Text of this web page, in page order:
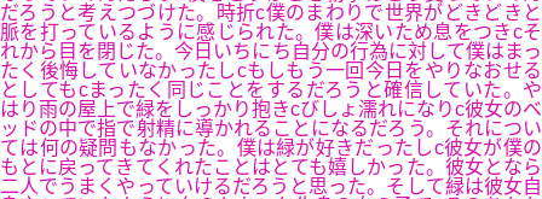
だろうと考えつづけた。時折c僕のまわりで世界がどきどきと
脈を打っているように感じられた。僕は深いため息をつきcそ
れから目を閉じた。今日いちにち自分の行為に対して僕はまっ
たく後悔していなかったしcもしもう一回今日をやりなおせる
としてもcまったく同じことをするだろうと確信していた。や
はり雨の屋上で緑をしっかり抱きcびしょ濡れになりc彼女のベ
ッドの中で指で射精に導かれることになるだろう。それについ
ては何の疑問もなかった。僕は緑が好きだったしc彼女が僕の
もとに戻ってきてくれたことはとても嬉しかった。彼女となら
二人でうまくやっていけるだろうと思った。そして緑は彼女自